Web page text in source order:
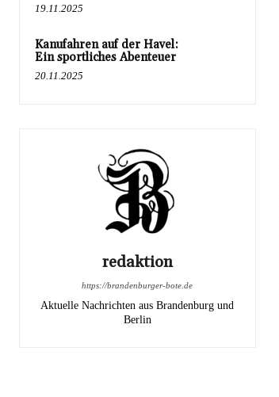
19.11.2025
Kanufahren auf der Havel:
Ein sportliches Abenteuer
20.11.2025
redaktion
https://brandenburger-bote.de
Aktuelle Nachrichten aus Brandenburg und
Berlin